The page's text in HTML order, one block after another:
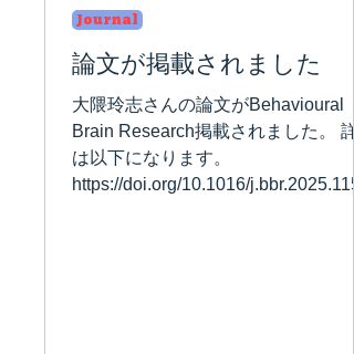
論文が掲載されました
大隈玲志さんの論文がBehavioural
Brain Research掲載されました。 詳
は以下になります。
https://doi.org/10.1016/
Journal